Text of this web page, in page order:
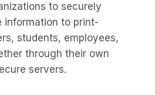
to securely
information to print-
students, employees,
through their own
servers.